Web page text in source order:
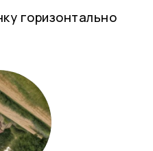
горизонтально